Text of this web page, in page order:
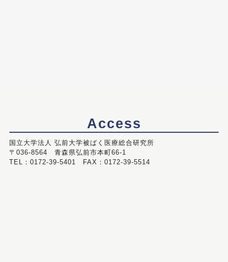
Access
国立大学法人 弘前大学被ばく医療総合研究所
〒036-8564 青森県弘前市本町66-1
TEL：0172-39-5401 FAX：0172-39-5514